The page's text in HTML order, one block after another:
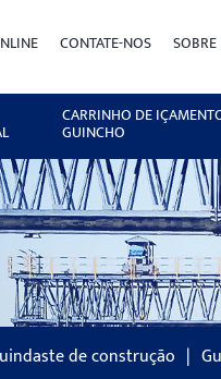
CONTATE-NOS
CARRINHO DE
GUINCHO
de construção